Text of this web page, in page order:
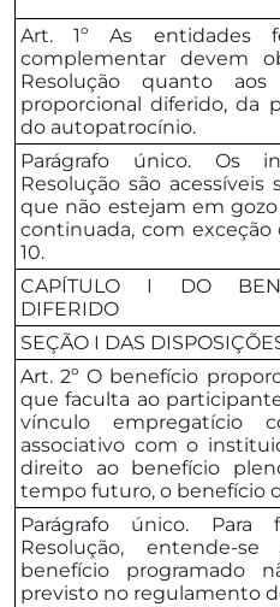
Art. 1º As entidades
complementar devem
Resolução quanto
proporcional diferido, da
do autopatrocínio.
Parágrafo único. Os
Resolução são
que não estejam em
continuada, com exceção
10.
CAPÍTULO I DO
DIFERIDO
SEÇÃO I DAS
Art. 2º O benefício
que faculta ao
vínculo empregatício
associativo com o
direito ao benefício
tempo futuro, o benefício
Parágrafo único.
Resolução, entende-
benefício programado
previsto no regulamento